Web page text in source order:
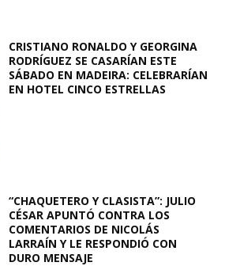
CRISTIANO RONALDO Y GEORGINA
RODRÍGUEZ SE CASARÍAN ESTE
SÁBADO EN MADEIRA: CELEBRARÍAN
EN HOTEL CINCO ESTRELLAS
“CHAQUETERO Y CLASISTA”: JULIO
CÉSAR APUNTÓ CONTRA LOS
COMENTARIOS DE NICOLÁS
LARRAÍN Y LE RESPONDIÓ CON
DURO MENSAJE